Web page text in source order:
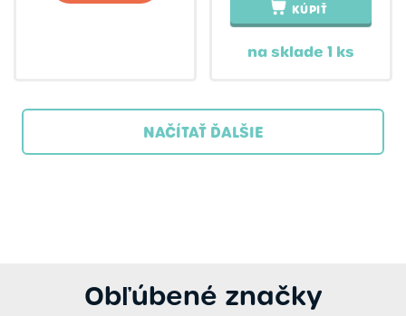
KÚPIŤ
na sklade 1 ks
NAČÍTAŤ ĎALŠIE
Obľúbené značky